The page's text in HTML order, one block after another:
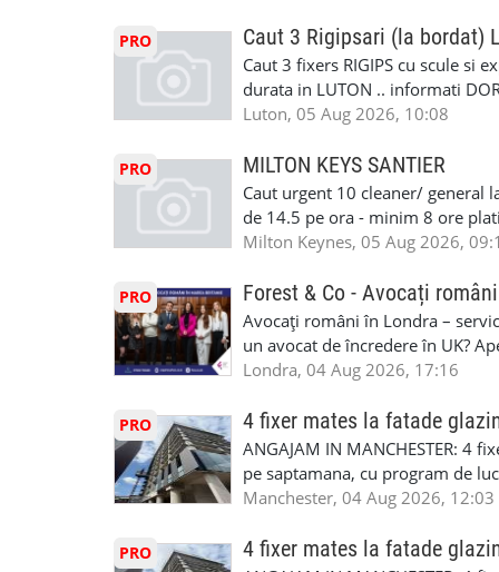
#mecanicmoldoveanlondra
status obligatoriu •varsta
compania aplica pentru
•oferim: - training platit (3 zile-
nedeterminata. -full time/ part-
masinii). Acceptam cu permis
Enfield - Weybridge - Romford -
programari la interviu apelati
PRO Caut 3 Rigipsari (la bordat)
Caut 3 fixers RIGIPS cu scule si
durata in LUTON .. informati
Luton, 05 Aug 2026, 10:08
PRO MILTON KEYS SANTIER
Caut urgent 10 cleaner/ general
de 14.5 pe ora - minim 8 ore
la Amazon. Munca este usoara,
SAPTAMANALA Contact: +44
interesati
Milton Keynes, 05 Aug 2026,
PRO Forest & Co - Avocați
Avocați români în Londra –
un avocat de încredere în UK?
Solicitors, indiferent că ai nevoie
familiei (divorț, custodie, partaj)
Servicii pentru companii: •
• Imigrație pentru afaceri și
soluționarea disputelor 💡 De ce
standard ✔ Confidențialitate
790 689 Email:
Londra, 04 Aug 2026, 17:16
PRO 4 fixer mates la fatade
ANGAJAM IN MANCHESTER:
pe saptamana, cu program de
in perioada urmatoare. Cerinte:
Tariful se discuta direct, in
Manchester, 04 Aug 2026, 12:03
PRO 4 fixer mates la fatade